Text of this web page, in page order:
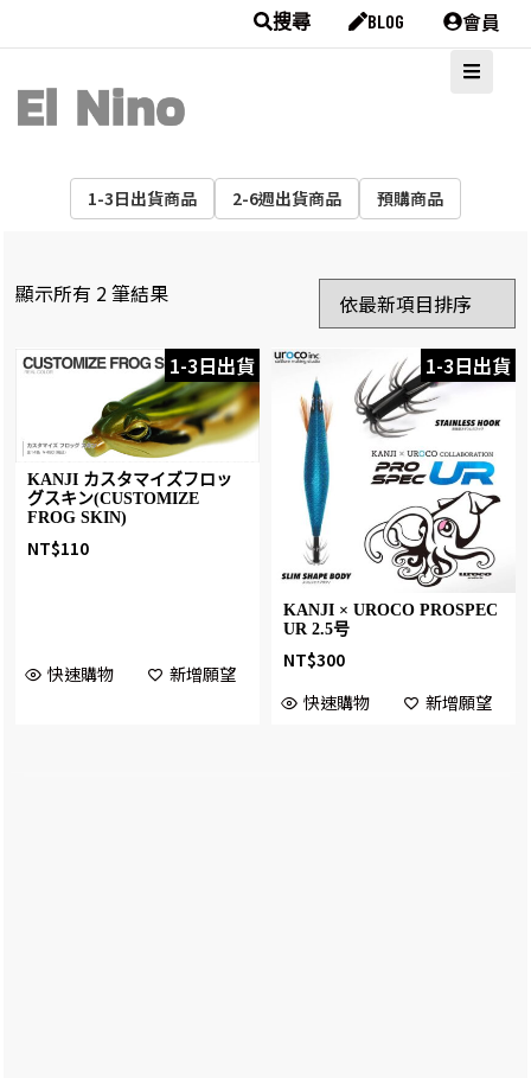
搜尋 BLOG 會員
1-3日出貨商品 2-6週出貨商品 預購商品
顯示所有 2 筆結果
1-3日出貨
KANJI カスタマイズフロッ
グスキン(CUSTOMIZE
FROG SKIN)
NT$110
快速購物 新增願望
1-3日出貨
KANJI × UROCO PROSPEC
UR 2.5号
NT$300
快速購物
新增願望